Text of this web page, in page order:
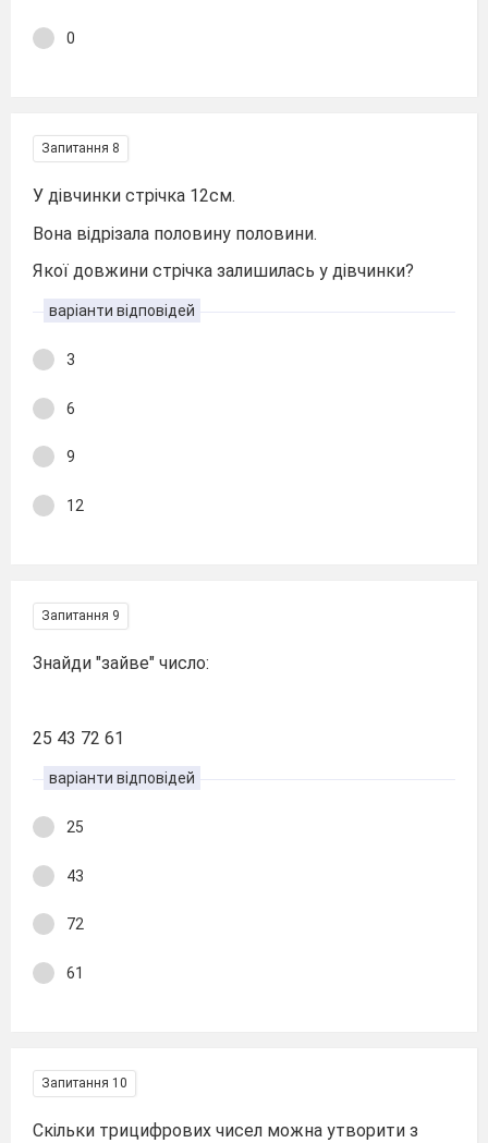
0
Запитання 8
У дівчинки стрічка 12см.
Вона відрізала половину половини.
Якої довжини стрічка залишилась у дівчинки?
варіанти відповідей
3
6
9
12
Запитання 9
Знайди "зайве" число:
25 43 72 61
варіанти відповідей
25
43
72
61
Запитання 10
Скільки трицифрових чисел можна утворити з